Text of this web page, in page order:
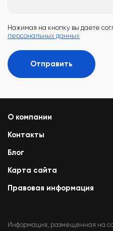
Нажимая на кнопку вы даете
персональных данных
Отправить
О компании
Контакты
Блог
Карта сайта
Правовая информация
Информация, размещенная на